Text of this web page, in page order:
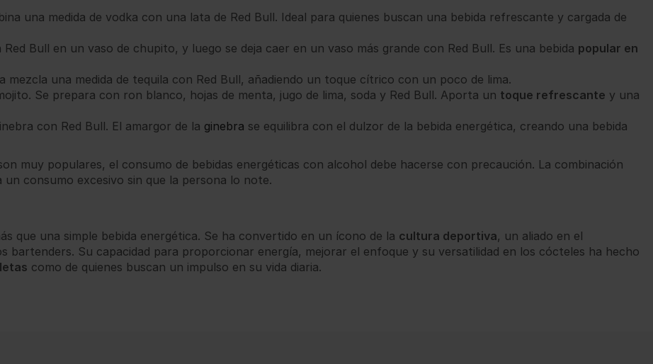
una medida de vodka con una lata de Red Bull. Ideal para quienes buscan una bebida refrescante y cargada de
Red Bull en un vaso de chupito, y luego se deja caer en un vaso más grande con Red Bull. Es una bebida popular en
mezcla una medida de tequila con Red Bull, añadiendo un toque cítrico con un poco de lima.
Se prepara con ron blanco, hojas de menta, jugo de lima, soda y Red Bull. Aporta un toque refrescante y una
con Red Bull. El amargor de la ginebra se equilibra con el dulzor de la bebida energética, creando una bebida
muy populares, el consumo de bebidas energéticas con alcohol debe hacerse con precaución. La combinación
consumo excesivo sin que la persona lo note.
que una simple bebida energética. Se ha convertido en un ícono de la cultura deportiva, un aliado en el
bartenders. Su capacidad para proporcionar energía, mejorar el enfoque y su versatilidad en los cócteles ha hecho
como de quienes buscan un impulso en su vida diaria.